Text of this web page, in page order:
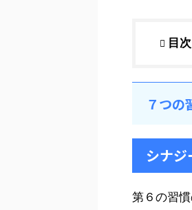
目次
７つの
シナ
第６の習